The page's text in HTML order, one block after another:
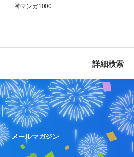
神マンガ1000
詳細検索
メールマガジン